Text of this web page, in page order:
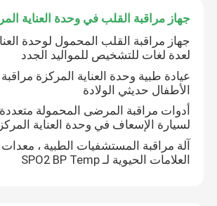
جهاز مراقبة القلب في وحدة العناية
جهاز مراقبة القلب المحمول لوحدة
لعدة لغات للتشخيص للمواليد الجدد
عيادة طبية وحدة العناية المركزة
الأطفال حديثي الولادة
أدوات مراقبة المرضى المحمولة
لسيارة الإسعاف في وحدة العناية
آلة مراقبة المستشفيات الطبية ، معدات
العلامات الحيوية لـ SPO2 BP Temp